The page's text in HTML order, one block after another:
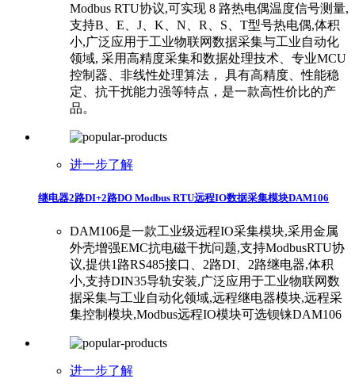
Modbus RTU协议,可实现 8 路热电偶温度信号测量,
支持B、E、J、K、N、R、S、T型号热电偶,体积
小,广泛应用于工业物联网数据采集与工业自动化
领域, 采用高精度采集和数据处理技术、专业MCU
控制器、非线性处理算法， 具有高精度、性能稳
定、抗干扰能力强等特点，是一款高性价比的产
品。
进一步了解
继电器2路DI+2路DO Modbus RTU远程IO数据采集模块DAM106
DAM106是一款工业级远程IO采集模块,采用金属
外壳增强EMC抗电磁干扰问题,支持ModbusRTU协
议,提供1路RS485接口、2路DI、2路继电器,体积
小,支持DIN35导轨安装,广泛应用于工业物联网数
据采集与工业自动化领域,远程继电器模块,远程采
集控制模块,Modbus远程IO模块可选钡铼DAM106
进一步了解